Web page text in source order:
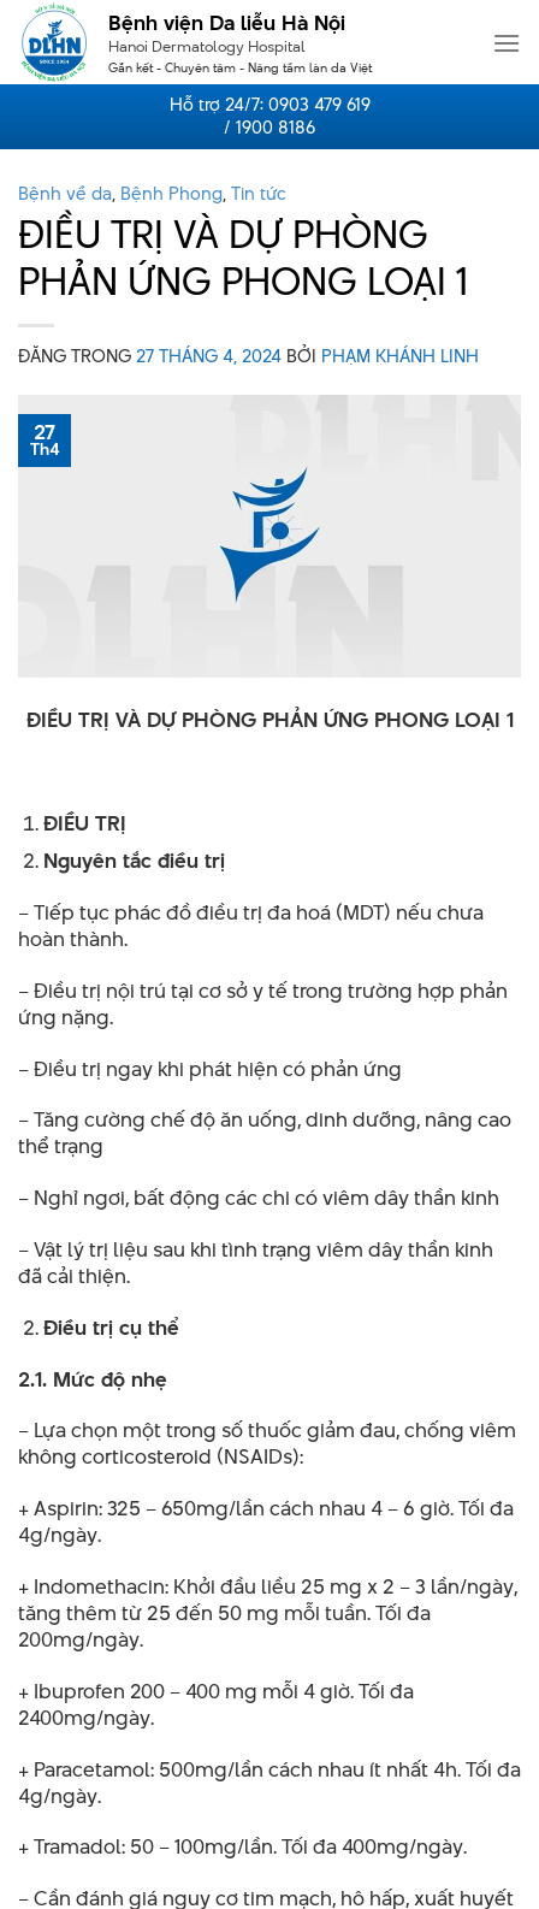
Skip
content
Bệnh viện Da liễu Hà Nội
Hanoi Dermatology Hospital
Gắn kết - Chuyên tâm - Nâng tầm làn da Việt
Hỗ trợ 24/7: 0903 479 619
/ 1900 8186
Bệnh về da, Bệnh Phong,Tin tức
ĐIỀU TRỊ VÀ DỰ PHÒNG
PHẢN ỨNG PHONG LOẠI 1
ĐĂNG TRONG27 THÁNG 4, 2024 BỞI PHẠM KHÁNH LINH
27
Th4
ĐIỀU TRỊ VÀ DỰ PHÒNG PHẢN ỨNG PHONG LOẠI 1
ĐIỀU TRỊ
Nguyên tắc điều trị
– Tiếp tục phác đồ điều trị đa hoá (MDT) nếu chưa
hoàn thành.
– Điều trị nội trú tại cơ sở y tế trong trường hợp phản
ứng nặng.
– Điều trị ngay khi phát hiện có phản ứng
– Tăng cường chế độ ăn uống, dinh dưỡng, nâng cao
thể trạng
– Nghỉ ngơi, bất động các chi có viêm dây thần kinh
– Vật lý trị liệu sau khi tình trạng viêm dây thần kinh
đã cải thiện.
Điều trị cụ thể
2.1. Mức độ nhẹ
– Lựa chọn một trong số thuốc giảm đau, chống viêm
không corticosteroid (NSAIDs):
+ Aspirin: 325 – 650mg/lần cách nhau 4 – 6 giờ. Tối đa
4g/ngày.
+ Indomethacin: Khởi đầu liều 25 mg x 2 – 3 lần/ngày,
tăng thêm từ 25 đến 50 mg mỗi tuần. Tối đa
200mg/ngày.
+ Ibuprofen 200 – 400 mg mỗi 4 giờ. Tối đa
2400mg/ngày.
+ Paracetamol: 500mg/lần cách nhau ít nhất 4h. Tối đa
4g/ngày.
+ Tramadol: 50 – 100mg/lần. Tối đa 400mg/ngày.
– Cần đánh giá nguy cơ tim mạch, hô hấp, xuất huyết